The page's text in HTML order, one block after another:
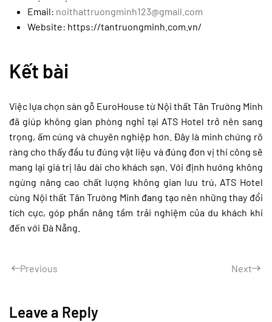
Email: noithattruongminh123@gmail.com
Website: https://tantruongminh.com.vn/
Kết bài
Việc lựa chọn sàn gỗ EuroHouse từ Nội thất Tân Trường Minh
đã giúp không gian phòng nghỉ tại ATS Hotel trở nên sang
trọng, ấm cúng và chuyên nghiệp hơn. Đây là minh chứng rõ
ràng cho thấy đầu tư đúng vật liệu và đúng đơn vị thi công sẽ
mang lại giá trị lâu dài cho khách sạn. Với định hướng không
ngừng nâng cao chất lượng không gian lưu trú, ATS Hotel
cùng Nội thất Tân Trường Minh đang tạo nên những thay đổi
tích cực, góp phần nâng tầm trải nghiệm của du khách khi
đến với Đà Nẵng.
Previous Next
Leave a Reply